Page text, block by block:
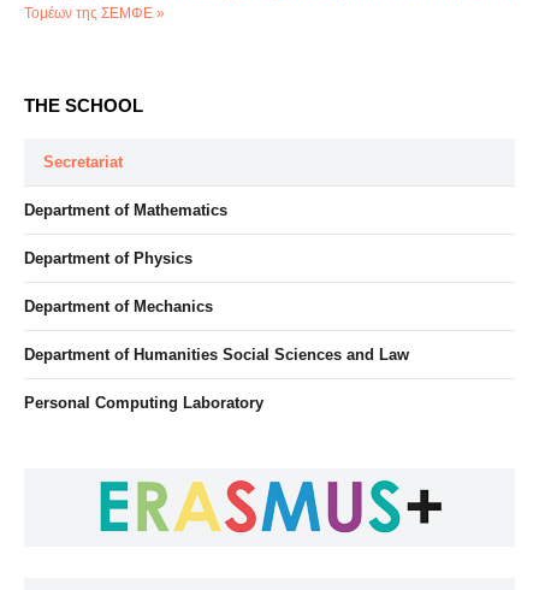
Τομέων της ΣΕΜΦΕ »
THE SCHOOL
Secretariat
Department of Mathematics
Department of Physics
Department of Mechanics
Department of Humanities Social Sciences and Law
Personal Computing Laboratory